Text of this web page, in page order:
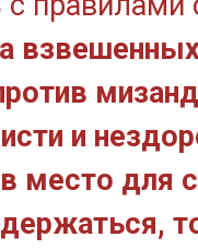
и
место для